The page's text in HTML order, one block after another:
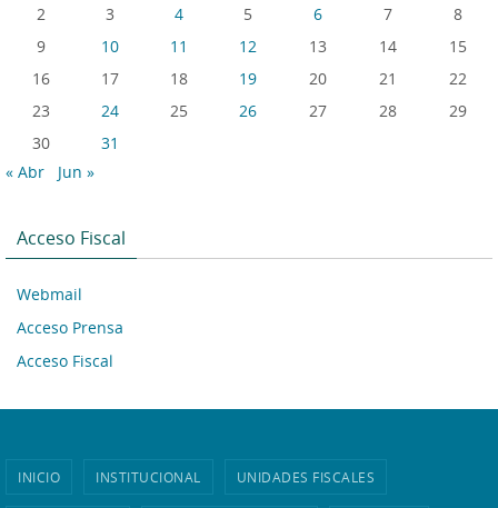
2
3 4 5 6 7
8
9
10 11 12 13 14
15
16
17 18 19 20 21
22
23
24 25 26 27 28
29
30
31
« Abr
Jun »
Acceso Fiscal
Webmail
Acceso Prensa
Acceso Fiscal
INICIO INSTITUCIONAL UNIDADES FISCALES